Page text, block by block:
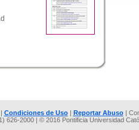
Condiciones de Uso| Reportar Abuso|
626-2000 | © 2016 Pontificia Universidad